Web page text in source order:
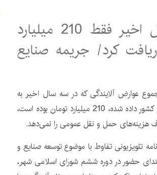
شهردار اصفهان در 3 سال اخیر فقط 210 میلیارد
کرد/ جریمه صنایع
عوارض آلایندگی که در سه سال اخیر به
شهرداری اصفهان به عنوان آلوده‌ترین کلانشهر کشور داده شده، 210 میلیارد تومان بوده است،
هزینه‌های حمل و نقل عمومی را نمی‌دهد.
تلویزیونی تفاوط با موضوع توسعه صنایع و
حضور در دوره ششم شورای اسلامی شهر،